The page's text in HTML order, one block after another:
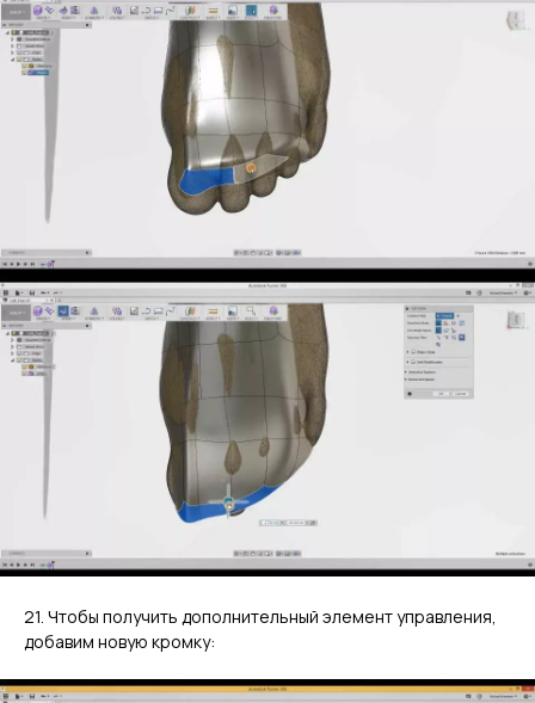
21. Чтобы получить дополнительный элемент управления,
добавим новую кромку: